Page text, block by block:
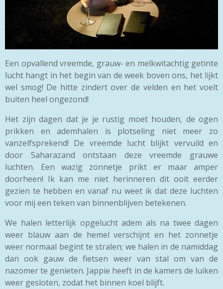
Een opvallend vreemde, grauw- en melkwitachtig getinte
lucht hangt in het begin van de week boven ons, het lijkt
wel smog! De hitte zindert over de velden en het voelt
buiten heel ongezond!
Het zijn dagen dat je je rustig moet houden, de ogen
prikken en ademhalen is plotseling niet meer zo
vanzelfsprekend! De vreemde lucht blijkt vervuild en
door Saharazand ontstaan deze vreemde grauwe
luchten. Een wazig zonnetje prikt er maar amper
doorheen! Ik kan me niet herinneren dit ooit eerder
gezien te hebben en vanaf nu weet ik dat deze luchten
voor mij een teken van binnenblijven betekenen.
We halen letterlijk opgelucht adem als na twee dagen
weer blauw aan de hemel verschijnt en het zonnetje
weer normaal begint te stralen; we halen in de namiddag
dan ook gauw de fietsen weer van stal om van de
nazomer te genieten. Jappie heeft in de kamers de luiken
weer gesloten, zodat het binnen koel blijft.